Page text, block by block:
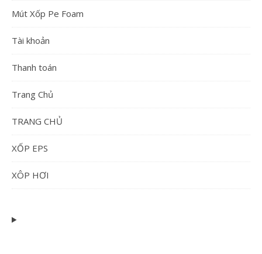
Mút Xốp Pe Foam
Tài khoản
Thanh toán
Trang Chủ
TRANG CHỦ
XỐP EPS
XÔP HƠI